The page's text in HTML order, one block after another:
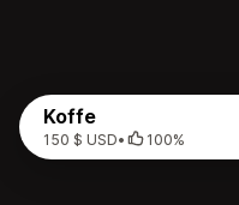
Koffe
150 $ USD• 100%